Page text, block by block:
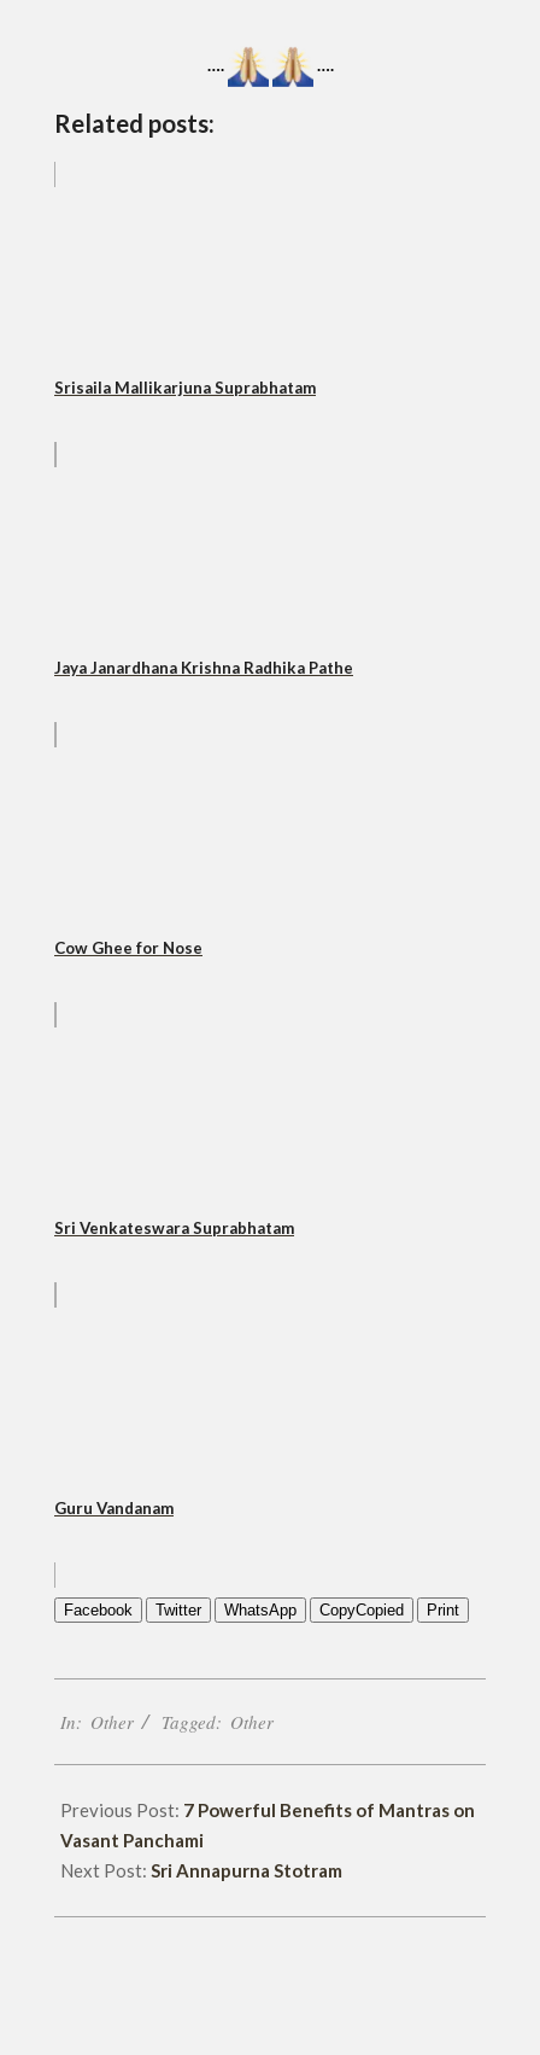
…. ….
Related posts:
Srisaila Mallikarjuna Suprabhatam
Jaya Janardhana Krishna Radhika Pathe
Cow Ghee for Nose
Sri Venkateswara Suprabhatam
Guru Vandanam
Facebook Twitter WhatsApp CopyCopied Print
11-
In: Other Tagged: Other
Previous Post: 7 Powerful Benefits of Mantras on
Vasant Panchami
Next Post: Sri Annapurna Stotram